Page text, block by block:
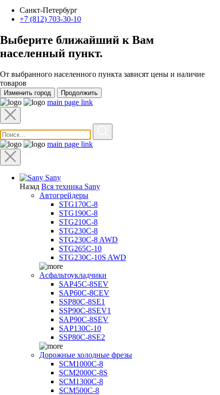
Санкт-Петербург
+7 (812) 703-30-10
Выберите ближайший к Вам
населенный пункт.
От выбранного населенного пункта зависят цены и наличие
товаров
Изменить город Продолжить
main page link
main page link
Sany
Назад Вся техника Sany
Автогрейдеры
STG170C-8
STG190C-8
STG210C-8
STG230C-8
STG230C-8 AWD
STG265C-10
STG230C-10S AWD
Асфальтоукладчики
SAP45С-8SEV
SAP60C-8CEV
SSP80C-8SE1
SSP90C-8SEV1
SAP90C-8SEV
SAP130C-10
SSP80C-8SE2
Дорожные холодные фрезы
SCM1000C-8
SCM2000C-8S
SCM1300C-8
SCM500C-8